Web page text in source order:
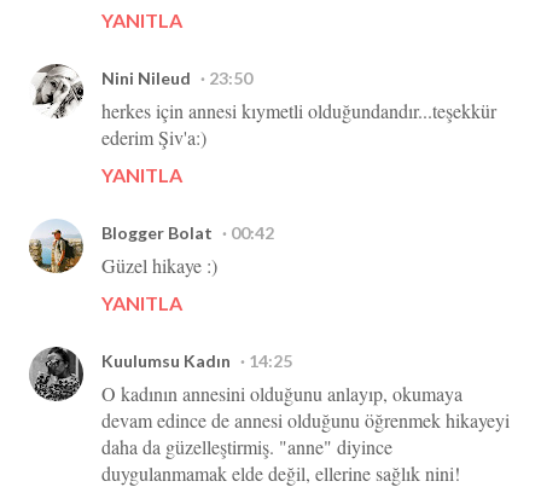
YANITLA
Nini Nileud 23:50
herkes için annesi kıymetli olduğundandır...teşekkür
ederim Şiv'a:)
YANITLA
Blogger Bolat 00:42
Güzel hikaye :)
YANITLA
Kuulumsu Kadın 14:25
O kadının annesini olduğunu anlayıp, okumaya
devam edince de annesi olduğunu öğrenmek hikayeyi
daha da güzelleştirmiş. "anne" diyince
duygulanmamak elde değil, ellerine sağlık nini!